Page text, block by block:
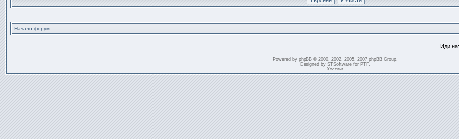
Начало форум
Иди на:
Powered by phpBB© 2000, 2002, 2005, 2007 phpBB Group.
Designed by STSoftwarefor PTF.
Хостинг